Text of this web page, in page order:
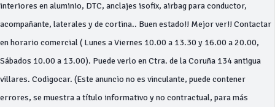
interiores en aluminio, DTC, anclajes isofix, airbag para conductor,
acompañante, laterales y de cortina.. Buen estado!! Mejor ver!! Contactar
en horario comercial ( Lunes a Viernes 10.00 a 13.30 y 16.00 a 20.00,
Sábados 10.00 a 13.00). Puede verlo en Ctra. de la Coruña 134 antigua
villares. Codigocar. (Este anuncio no es vinculante, puede contener
errores, se muestra a título informativo y no contractual, para más